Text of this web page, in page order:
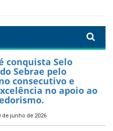
conquista Selo
Sebrae pelo
consecutivo e
no apoio ao
de junho de 2026